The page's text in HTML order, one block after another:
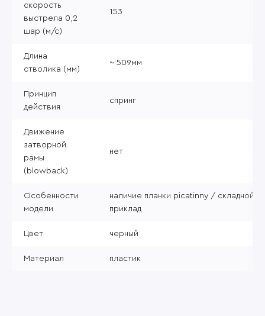
скорость
выстрела 0,2
шар (м/с)
153
Длина
стволика (мм)
~ 509мм
Принцип
действия
спринг
Движение
затворной
рамы
(blowback)
нет
Особенности
модели
наличие планки picatinny / складной
приклад
Цвет черный
Материал пластик